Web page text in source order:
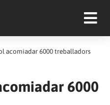
acomiadar 6000 treballadors
6000